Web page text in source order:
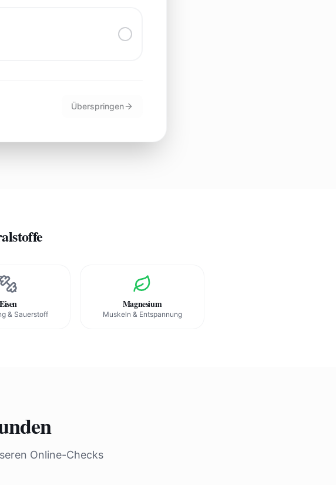
Überspringen
Eisen
& Sauerstoff
Magnesium
Muskeln & Entspannung
Online-Checks